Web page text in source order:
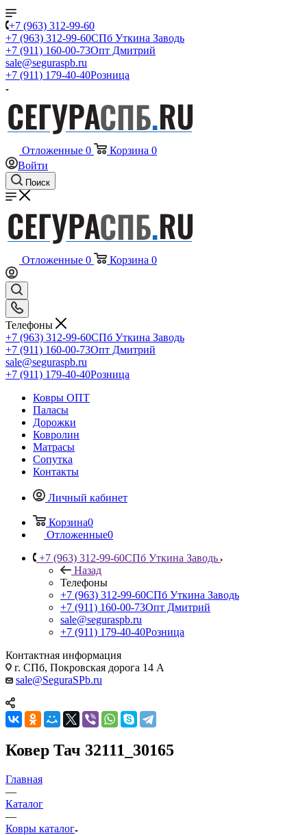
+7 (963) 312-99-60
+7 (963) 312-99-60СПб Уткина Заводь
+7 (911) 160-00-73Опт Дмитрий
sale@seguraspb.ru
+7 (911) 179-40-40Розница
Отложенные 0 Корзина 0
Войти
Поиск
Отложенные 0 Корзина 0
Телефоны
+7 (963) 312-99-60СПб Уткина Заводь
+7 (911) 160-00-73Опт Дмитрий
sale@seguraspb.ru
+7 (911) 179-40-40Розница
Ковры ОПТ
Паласы
Дорожки
Ковролин
Матрасы
Сопутка
Контакты
Личный кабинет
Корзина0
Отложенные0
+7 (963) 312-99-60СПб Уткина Заводь
Назад
Телефоны
+7 (963) 312-99-60СПб Уткина Заводь
+7 (911) 160-00-73Опт Дмитрий
sale@seguraspb.ru
+7 (911) 179-40-40Розница
Контактная информация
г. СПб, Покровская дорога 14 А
sale@SeguraSPb.ru
Ковер Тач 32111_30165
Главная
—
Каталог
—
Ковры каталог